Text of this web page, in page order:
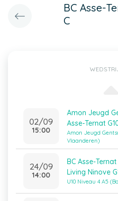
BC Asse-
C
02/09
15:00
Amon Jeugd
Asse-Ternat
Amon Jeugd
Vlaanderen)
24/09
14:00
BC Asse-
Living Ninove
U10 Niveau 4 A5